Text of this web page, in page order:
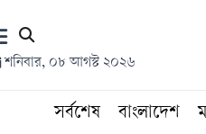
শনিবার, ০৮ আগস্ট ২০২৬
সর্বশেষ বাংলাদেশ